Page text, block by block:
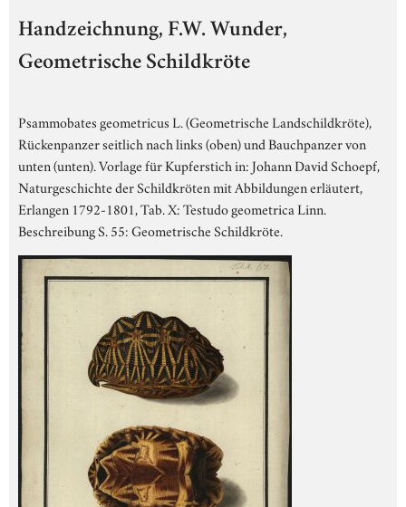
Handzeichnung, F.W. Wunder,
Geometrische Schildkröte
Psammobates geometricus L. (Geometrische Landschildkröte),
Rückenpanzer seitlich nach links (oben) und Bauchpanzer von
unten (unten). Vorlage für Kupferstich in: Johann David Schoepf,
Naturgeschichte der Schildkröten mit Abbildungen erläutert,
Erlangen 1792-1801, Tab. X: Testudo geometrica Linn.
Beschreibung S. 55: Geometrische Schildkröte.